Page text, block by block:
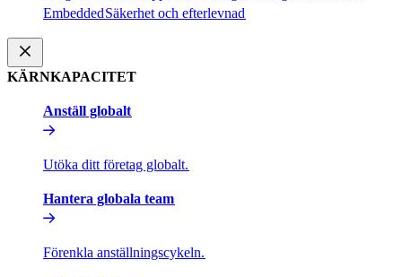
Embedded​​Säkerhet och efterlevnad​​
KÄRNKAPACITET​​
Anställ globalt​​
Utöka ditt företag globalt.​​
Hantera globala team​​
Förenkla anställningscykeln.​​